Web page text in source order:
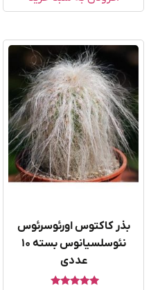
کاکتوس اورئوسرئوس
نئوسلسیانوس بسته ۱۰
عددی